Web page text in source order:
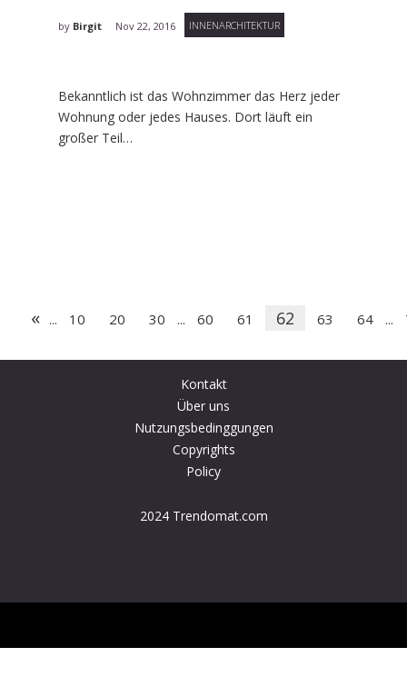
by Birgit Nov 22, 2016 INNENARCHITEKTUR
Bekanntlich ist das Wohnzimmer das Herz jeder
Wohnung oder jedes Hauses. Dort läuft ein
großer Teil…
« ... 10 20 30 ... 60 61 62 63 64 ...
Kontakt
Über uns
Nutzungsbedinggungen
Copyrights
Policy
2024 Trendomat.com